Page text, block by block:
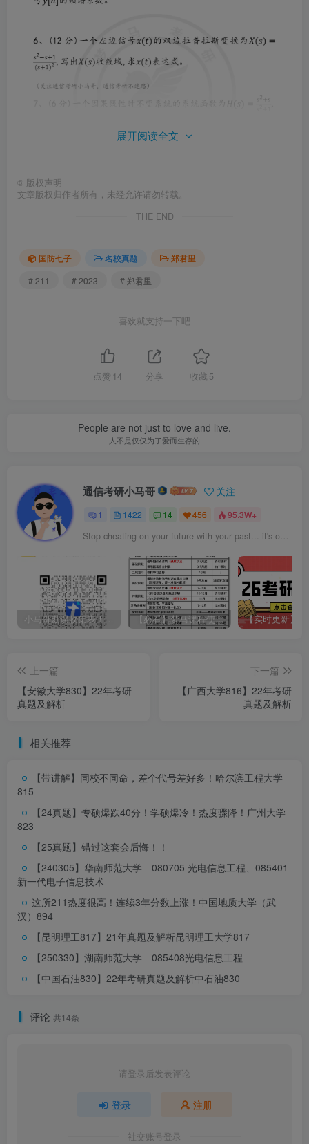
展开阅读全文
© 版权声明
文章版权归作者所有，未经允许请勿转载。
THE END
国防七子 名校真题
郑君里
# 211
# 2023 # 郑君里
喜欢就支持一下吧
点赞 14 分享 收藏 5
People are not just to love and live.
人不是仅仅为了爱而生存的
通信考研小马哥 关注
1 1422 14 456 95.3W+
Stop cheating on your future with your past... it's over.
小马哥勘误收集表！感谢您的支持！ 【必看】梦马课程使用方法！
上一篇
【安徽大学830】22年考研
真题及解析
下一篇
【广西大学816】22年考研
真题及解析
相关推荐
【带讲解】同校不同命，差个代号差好多！ 哈尔滨工程大学
815
【24真题】专硕爆跌40分！学硕爆冷！热度骤降！ 广州大学
823
【25真题】错过这套会后悔！！
【240305】华南师范大学—080705 光电信息工程、085401
新一代电子信息技术
这所211热度很高！连续3年分数上涨！ 中国地质大学（武
汉）894
【昆明理工817】21年真题及解析昆明理工大学817
【250330】湖南师范大学—085408光电信息工程
【中国石油830】22年考研真题及解析中石油830
评论 共14条
请登录后发表评论
登录 注册
社交账号登录